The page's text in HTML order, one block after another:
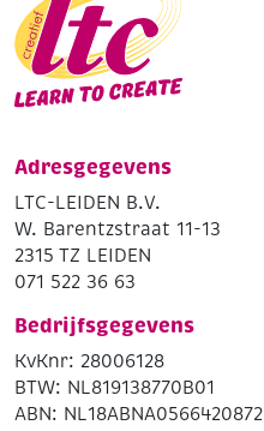
Adresgegevens
LTC-LEIDEN B.V.
W. Barentzstraat 11-13
2315 TZ LEIDEN
071 522 36 63
Bedrijfsgegevens
KvKnr: 28006128
BTW: NL819138770B01
ABN: NL18ABNA0566420872